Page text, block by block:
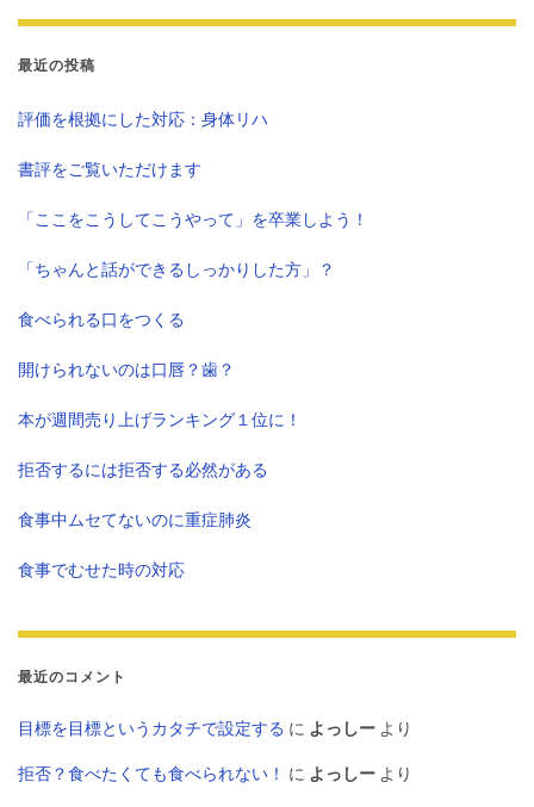
最近の投稿
評価を根拠にした対応：身体リハ
書評をご覧いただけます
「ここをこうしてこうやって」を卒業しよう！
「ちゃんと話ができるしっかりした方」？
食べられる口をつくる
開けられないのは口唇？歯？
本が週間売り上げランキング１位に！
拒否するには拒否する必然がある
食事中ムセてないのに重症肺炎
食事でむせた時の対応
最近のコメント
目標を目標というカタチで設定する に よっしー より
拒否？食べたくても食べられない！ に よっしー より